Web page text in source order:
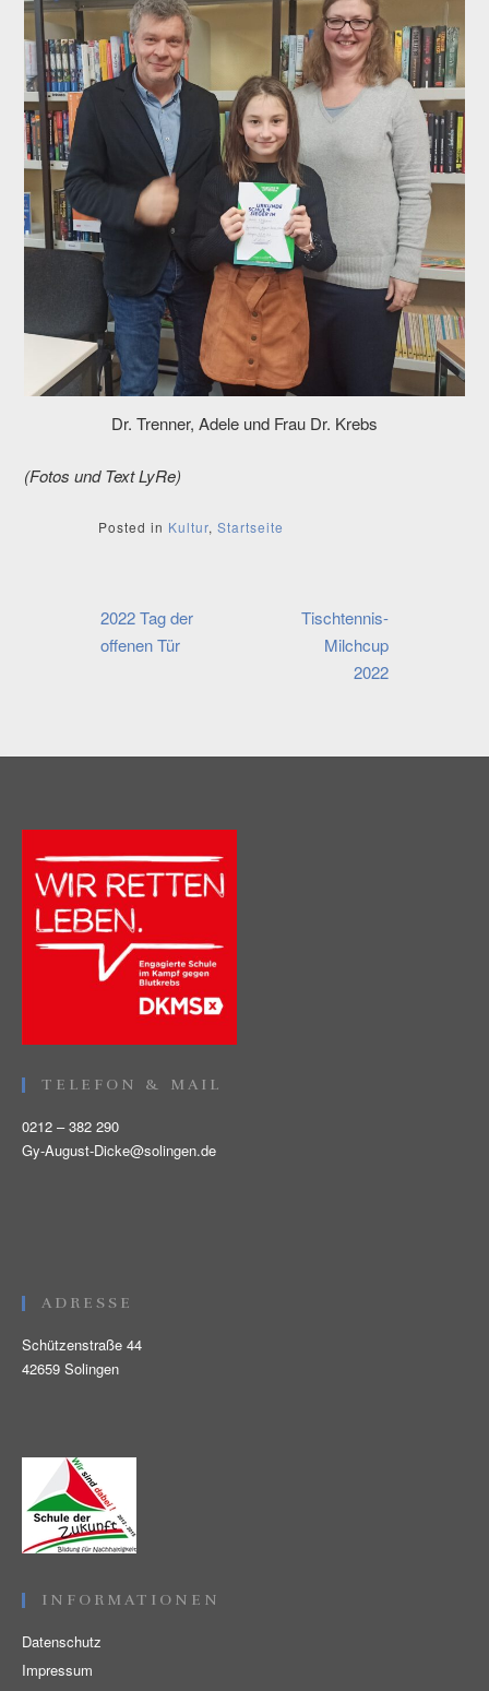
Dr. Trenner, Adele und Frau Dr. Krebs
(Fotos und Text LyRe)
Posted in Kultur, Startseite
Beitragsnavigation
2022 Tag der
offenen Tür
Tischtennis-
Milchcup
2022
TELEFON & MAIL
0212 – 382 290
Gy-August-Dicke@solingen.de
ADRESSE
Schützenstraße 44
42659 Solingen
INFORMATIONEN
Datenschutz
Impressum